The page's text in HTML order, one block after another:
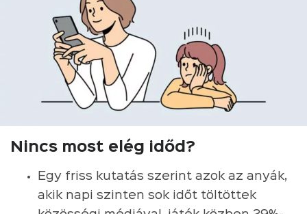
Nincs most elég időd?
Egy friss kutatás szerint azok az anyák,
akik napi szinten sok időt töltöttek